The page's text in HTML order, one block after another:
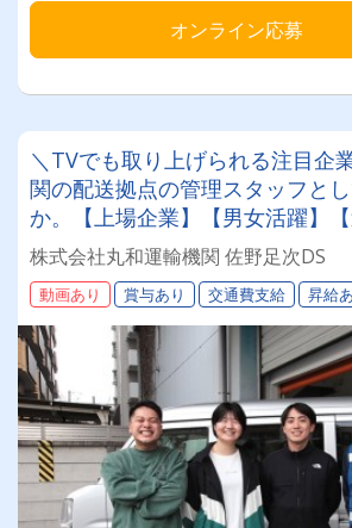
オンライン応募
＼TVでも取り上げられる注目企
関の配送拠点の管理スタッフと
か。【上場企業】【男女活躍】
遇面充実】安定した環境＆収入を
2回》《退職金あり》《平均月収
株式会社丸和運輸機関 佐野足次DS
動画あり 賞与あり 交通費支給 昇給